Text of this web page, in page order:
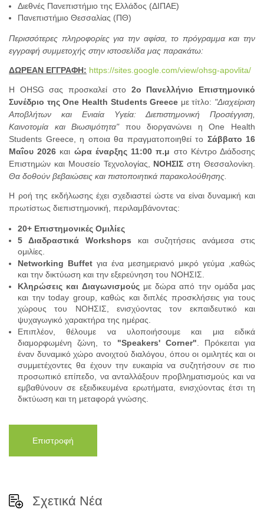
Διεθνές Πανεπιστήμιο της Ελλάδος (ΔΙΠΑΕ)
Πανεπιστήμιο Θεσσαλίας (ΠΘ)
Περισσότερες πληροφορίες για την αφίσα, το πρόγραμμα και την
εγγραφή συμμετοχής στην ιστοσελίδα μας παρακάτω:
ΔΩΡΕΑΝ ΕΓΓΡΑΦΗ: https://sites.google.com/view/ohsg-apovlita/
Η OHSG σας προσκαλεί στο 2ο Πανελλήνιο Επιστημονικό
Συνέδριο της One Health Students Greece με τίτλο: "Διαχείριση
Αποβλήτων και Ενιαία Υγεία: Διεπιστημονική Προσέγγιση,
Καινοτομία και Βιωσιμότητα"
που διοργανώνει η One Health
Students Greece, η οποια θα πραγματοποιηθεί το Σάββατο 16
Μαΐου 2026 και ώρα έναρξης 11:00 π.μ στο Κέντρο Διάδοσης
Επιστημών και Μουσείο Τεχνολογίας, ΝΟΗΣΙΣστη Θεσσαλονίκη.
Θα δοθούν βεβαιώσεις και πιστοποιητικά παρακολούθησης.
Η ροή της εκδήλωσης έχει σχεδιαστεί ώστε να είναι δυναμική και
πρωτίστως διεπιστημονική, περιλαμβάνοντας:
20+ Επιστημονικές Ομιλίες
5 Διαδραστικά Workshops και συζητήσεις ανάμεσα στις
ομιλίες.
Networking Buffet για ένα μεσημεριανό μικρό γεύμα ,καθώς
και την δικτύωση και την εξερεύνηση του ΝΟΗΣΙΣ.
Κληρώσεις και Διαγωνισμούςμε δώρα από την ομάδα μας
και την today group, καθώς και διπλές προσκλήσεις για τους
χώρους του ΝΟΗΣΙΣ, ενισχύοντας τον εκπαιδευτικό και
ψυχαγωγικό χαρακτήρα της ημέρας.
Επιπλέον, θέλουμε να υλοποιήσουμε και μια ειδικά
διαμορφωμένη ζώνη, το "Speakers' Corner" . Πρόκειται για
έναν δυναμικό χώρο ανοιχτού διαλόγου, όπου οι ομιλητές και οι
συμμετέχοντες θα έχουν την ευκαιρία να συζητήσουν σε πιο
προσωπικό επίπεδο, να ανταλλάξουν προβληματισμούς και να
εμβαθύνουν σε εξειδικευμένα ερωτήματα, ενισχύοντας έτσι τη
δικτύωση και τη μεταφορά γνώσης.
Επιστροφή
Σχετικά Νέα